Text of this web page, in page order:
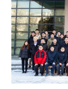
鼓励创新性研究
创新...